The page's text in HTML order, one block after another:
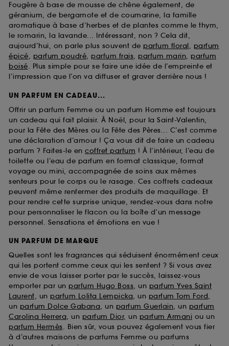
Fougère à base de mousse de chêne également, de
géranium, de bergamote et de coumarine, la famille
aromatique à base d’herbes et de plantes comme le thym,
le romarin, la lavande... Intéressant, non ? Cela dit,
aujourd’hui, on parle plus souvent de parfum floral, parfum
épicé, parfum poudré, parfum frais, parfum marin, parfum
boisé. Plus simple pour se faire une idée de l’empreinte et
l’impression que l’on va diffuser et graver derrière nous !
UN PARFUM EN CADEAU...
Offrir un parfum Femme ou un parfum Homme est toujours
un cadeau qui fait plaisir. À Noël, pour la Saint-Valentin,
pour la Fête des Mères ou la Fête des Pères... C’est comme
une déclaration d’amour ! Ça vous dit de faire un cadeau
parfum ? Faites-le en coffret parfum ! À l’intérieur, l’eau de
toilette ou l’eau de parfum en format classique, format
voyage ou mini, accompagnée de soins aux mêmes
senteurs pour le corps ou le rasage. Ces coffrets cadeaux
peuvent même renfermer des produits de maquillage. Et
pour rendre cette surprise unique, rendez-vous dans notre
pour personnaliser le flacon ou la boîte d’un message
personnel. Sensations et émotions en vue !
UN PARFUM DE MARQUE
Quelles sont les fragrances qui séduisent énormément ceux
qui les portent comme ceux qui les sentent ? Si vous avez
envie de vous laisser porter par le succès, laissez-vous
emporter par un parfum Hugo Boss, un parfum Yves Saint
Laurent, un parfum Lolita Lempicka, un parfum Tom Ford,
un parfum Dolce Gabana, un parfum Guerlain, un parfum
Carolina Herrera, un parfum Dior, un parfum Armani ou un
parfum Hermès. Bien sûr, vous pouvez également vous fier
à d’autres maisons de parfums Femme ou parfums